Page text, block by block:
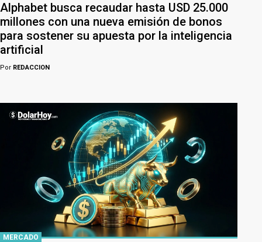
Alphabet busca recaudar hasta USD 25.000
millones con una nueva emisión de bonos
para sostener su apuesta por la inteligencia
artificial
Por REDACCION
MERCADO